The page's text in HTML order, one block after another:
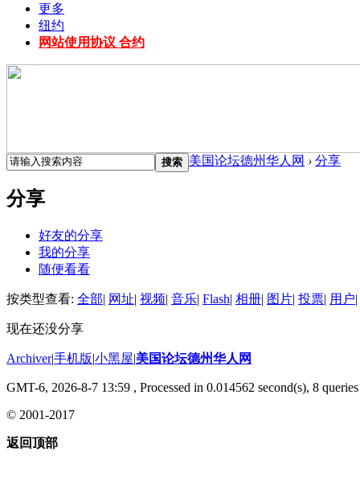
更多
纽约
网站使用协议 合约
搜索 美国论坛德州华人网 › 分享
分享
好友的分享
我的分享
随便看看
按类型查看: 全部| 网址| 视频| 音乐| Flash| 相册| 图片| 投票| 用户|
现在还没分享
Archiver|手机版|小黑屋|美国论坛德州华人网
GMT-6, 2026-8-7 13:59 , Processed in 0.014562 second(s), 8
© 2001-2017
返回顶部